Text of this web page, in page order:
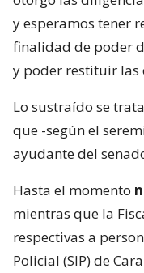
y esperamos tener
finalidad de poder
y poder restituir las
Lo sustraído se
que -según el
ayudante del
Hasta el momento
mientras que la
respectivas a
Policial (SIP) de